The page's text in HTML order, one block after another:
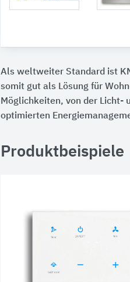
Als weltweiter Standard ist
somit gut als Lösung für
Möglichkeiten, von der Licht-
optimierten
Produktbeispiele